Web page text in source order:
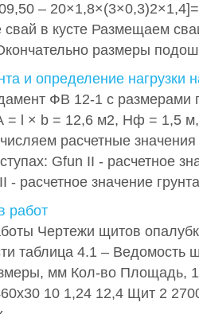
–
в кусте Размещаем
размеры
и определение нагрузки
ФВ 12-1 с размерами
= l × b = 12,6 м2, Нф = 1,5
расчетные
Gfun II - расчетное
расчетное значение
работ
Чертежи щитов
таблица 4.1 – Ведомость
мм Кол-во Площадь,
10 1,24 12,4 Щит 2